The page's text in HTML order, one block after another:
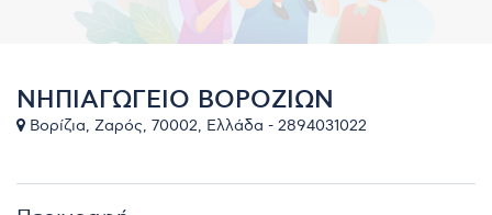
ΝΗΠΙΑΓΩΓΕΙΟ ΒΟΡΟΖΙΩΝ
Βορίζια, Ζαρός, 70002, Ελλάδα - 2894031022